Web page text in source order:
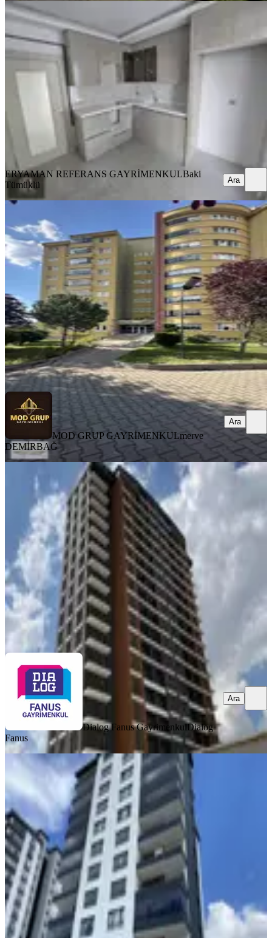
SIFIR BİNA
Eryaman Susuzda Acil_sıfır_y.giriş_
B.mutfak_e.banyo Satılık 2+1
Yenimahalle, Susuz Mahallesi
Yüksek giriş
5.590.000 ₺
ERYAMAN REFERANS GAYRİMENKUL
ERYAMAN REFERANS GAYRİMENKULBaki
Tümüklü
Ara
SİTE İÇİ
Eryaman Ata Mahallesinde Ara Katta
Full Yapılı 3+1 Daire
Yenimahalle, Susuz Mahallesi
3+1·135 m² 2. Kat ·08.06.2026
7.650.000 ₺ Geri Dönüş: 15 yıl
MOD GRUP GAYRİMENKULmerve DEMİRBAĞ
Ara
MOD GRUP GAYRİMENKULmerve
DEMİRBAĞ
Ara
Göksu'da Ara Kat Yıl Sonu Teslim
1+1 Satılık Daire
Yenimahalle, Susuz Mahallesi
1+1·65 m² ·3. Kat·06.06.2026
4.150.000 ₺
Dialog Fanus GayrimenkulDialog Fanus
Dialog Fanus GayrimenkulDialog
Fanus
Ara
SIFIR BİNA
Susuz' Da Kapalı Otoparklı Site İçi
Satılık 4.5+1 Daire
Yenimahalle, Susuz Mahallesi
4+1 ·190 m²· 6. Kat ·06.06.2026
10.800.000 ₺
AB GAYRİMENKULAhmet Bilim
Ara